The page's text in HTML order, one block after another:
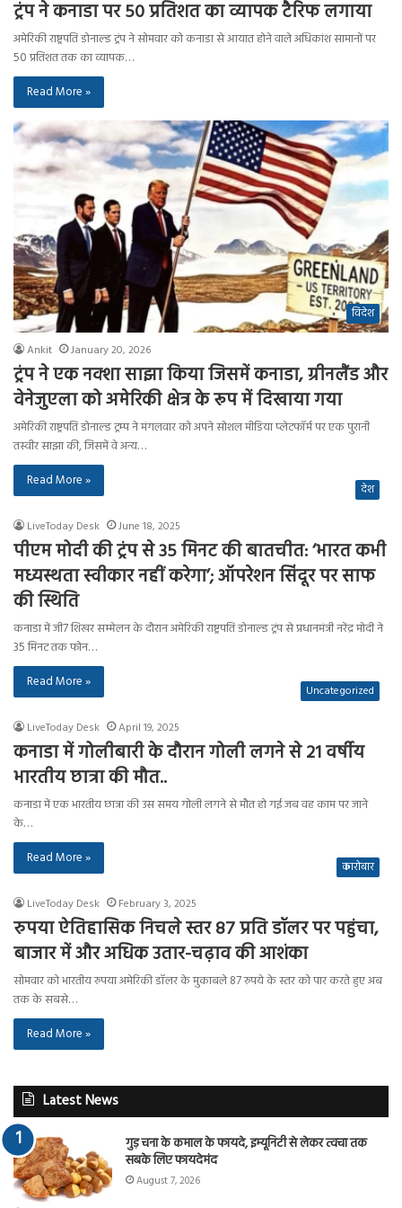
ट्रंप ने कनाडा पर 50 प्रतिशत का व्यापक टैरिफ लगाया
अमेरिकी राष्ट्रपति डोनाल्ड ट्रंप ने सोमवार को कनाडा से आयात होने वाले अधिकांश सामानों पर
50 प्रतिशत तक का व्यापक…
Read More »
विदेश
Ankit January 20, 2026
ट्रंप ने एक नक्शा साझा किया जिसमें कनाडा, ग्रीनलैंड और
वेनेजुएला को अमेरिकी क्षेत्र के रूप में दिखाया गया
अमेरिकी राष्ट्रपति डोनाल्ड ट्रम्प ने मंगलवार को अपने सोशल मीडिया प्लेटफॉर्म पर एक पुरानी
तस्वीर साझा की, जिसमें वे अन्य…
Read More »
देश
LiveToday Desk June 18, 2025
पीएम मोदी की ट्रंप से 35 मिनट की बातचीत: ‘भारत कभी
मध्यस्थता स्वीकार नहीं करेगा’; ऑपरेशन सिंदूर पर साफ
की स्थिति
कनाडा में जी7 शिखर सम्मेलन के दौरान अमेरिकी राष्ट्रपति डोनाल्ड ट्रंप से प्रधानमंत्री नरेंद्र मोदी ने
35 मिनट तक फोन…
Read More »
Uncategorized
LiveToday Desk April 19, 2025
कनाडा में गोलीबारी के दौरान गोली लगने से 21 वर्षीय
भारतीय छात्रा की मौत..
कनाडा में एक भारतीय छात्रा की उस समय गोली लगने से मौत हो गई जब वह काम पर जाने
के…
Read More »
कारोबार
LiveToday Desk February 3, 2025
रुपया ऐतिहासिक निचले स्तर 87 प्रति डॉलर पर पहुंचा,
बाजार में और अधिक उतार-चढ़ाव की आशंका
सोमवार को भारतीय रुपया अमेरिकी डॉलर के मुकाबले 87 रुपये के स्तर को पार करते हुए अब
तक के सबसे…
Read More »
Latest News
गुड़ चना के कमाल के फायदे, इम्यूनिटी से लेकर त्वचा तक
सबके लिए फायदेमंद
August 7, 2026